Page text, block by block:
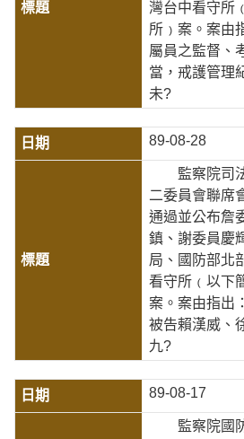
灣台中看守所
所﹚案。案由
屬員之監督、
當，戒護管理
未?
89-08-28
監察院司法
二委員會聯席
通過並公布詹
鎮、謝委員慶
局、國防部北
看守所﹙以下
案。案由指出
被告賴漢威、
九?
89-08-17
監察院國防